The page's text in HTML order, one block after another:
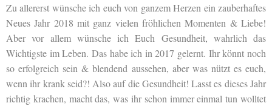
Zu allererst wünsche ich euch von ganzem Herzen ein zauberhaftes
Neues Jahr 2018 mit ganz vielen fröhlichen Momenten & Liebe!
Aber vor allem wünsche ich Euch Gesundheit, wahrlich das
Wichtigste im Leben. Das habe ich in 2017 gelernt. Ihr könnt noch
so erfolgreich sein & blendend aussehen, aber was nützt es euch,
wenn ihr krank seid?! Also auf die Gesundheit! Lasst es dieses Jahr
richtig krachen, macht das, was ihr schon immer einmal tun wolltet